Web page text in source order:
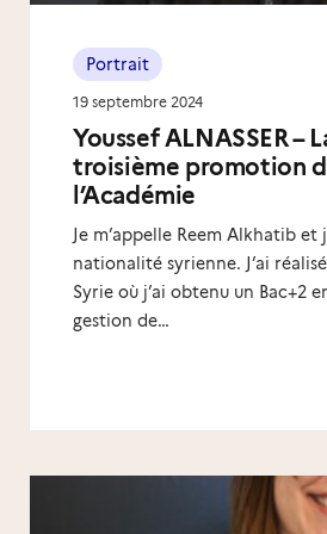
Youssef ALNASSER –
troisième promotion
l’Académie
Portrait
Je m’appelle Reem Alkhatib et
nationalité syrienne. J’ai
Syrie où j’ai obtenu un Bac+2
gestion de…
19 septembre 2024